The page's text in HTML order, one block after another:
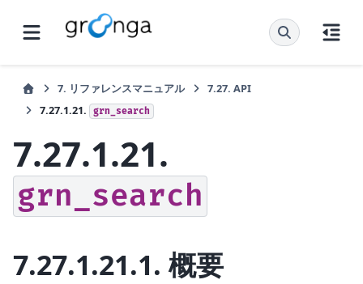
7. リファレンスマニュアル 7.27. API
7.27.1.21.
grn_search
7.27.1.21.
grn_search
7.27.1.21.1.概要